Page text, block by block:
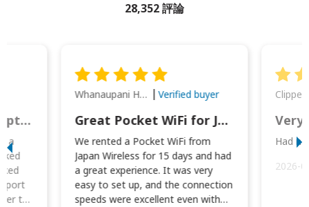
28,352 評論
This was wonderful option to a family of four. Everything worked smoothly.
a
to
Whanaupani Henry Joseph Macown Verified buyer
Great Pocket WiFi for Japan Travel
We rented a Pocket WiFi from
Japan Wireless for 15 days and had
a great experience. It was very
easy to set up, and the connection
speeds were excellent even with
Very
Had
2026-